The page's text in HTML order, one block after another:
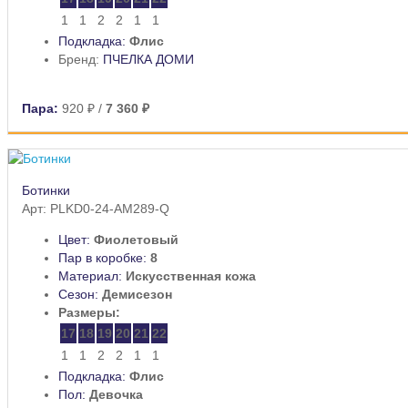
1
1 2 2 1
1
Подкладка: Флис
Бренд: ПЧЕЛКА ДОМИ
Пара: 920 ₽ / 7 360 ₽
Ботинки
Арт: PLKD0-24-AM289-Q
Цвет: Фиолетовый
Пар в коробке: 8
Материал: Искусственная кожа
Сезон: Демисезон
Размеры:
17 18 19 20 21 22
1
1 2 2 1
1
Подкладка: Флис
Пол: Девочка